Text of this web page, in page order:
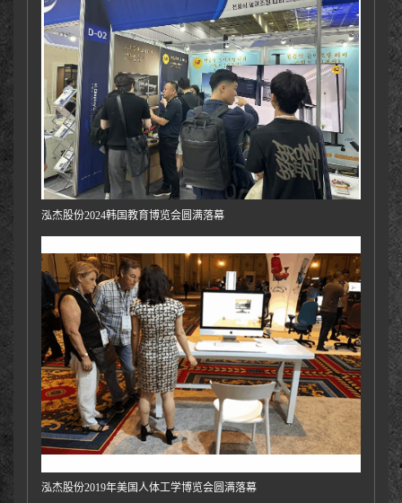
泓杰股份2024韩国教育博览会圆满落幕
泓杰股份2019年美国人体工学博览会圆满落幕